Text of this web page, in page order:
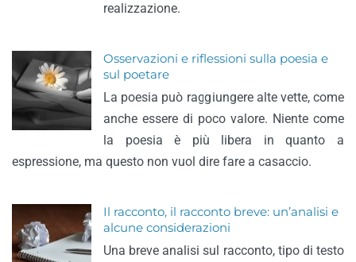
realizzazione.
Osservazioni e riflessioni sulla poesia e
sul poetare
La poesia può raggiungere alte vette, come
anche essere di poco valore. Niente come
la poesia è più libera in quanto a
espressione, ma questo non vuol dire fare a casaccio.
Il racconto, il racconto breve: un’analisi e
alcune considerazioni
Una breve analisi sul racconto, tipo di testo